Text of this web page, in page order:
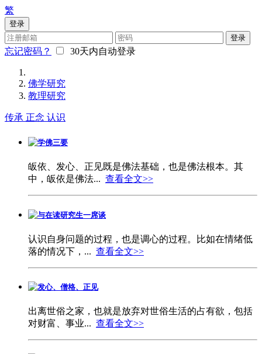
繁
登录
登录
忘记密码？ 30天内自动登录
佛学研究
教理研究
传承 正念 认识
学佛三要
皈依、发心、正见既是佛法基础，也是佛法根本。其
中，皈依是佛法... 查看全文>>
与在读研究生一席谈
认识自身问题的过程，也是调心的过程。比如在情绪低
落的情况下，... 查看全文>>
发心、僧格、正见
出离世俗之家，也就是放弃对世俗生活的占有欲，包括
对财富、事业... 查看全文>>